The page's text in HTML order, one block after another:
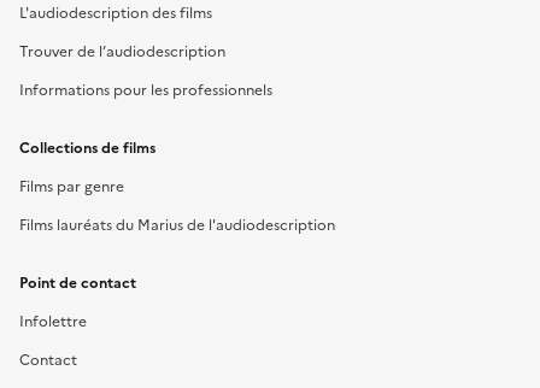
L'audiodescription des films
Trouver de l’audiodescription
Informations pour les professionnels
Collections de films
Films par genre
Films lauréats du Marius de l'audiodescription
Point de contact
Infolettre
Contact